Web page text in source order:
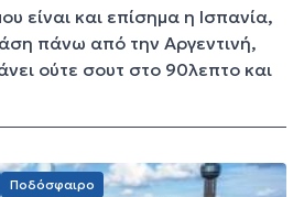
είναι και επίσημα η Ισπανία,
πάνω από την Αργεντινή,
ούτε σουτ στο 90λεπτο και
Ποδόσφαιρο